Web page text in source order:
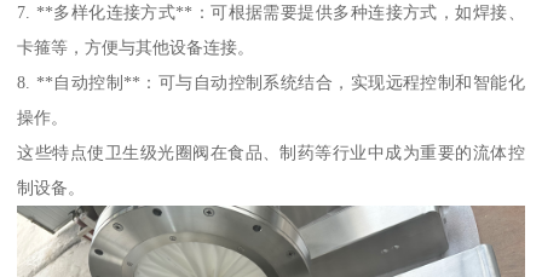
7. **多样化连接方式**：可根据需要提供多种连接方式，如焊接、
卡箍等，方便与其他设备连接。
8. **自动控制**：可与自动控制系统结合，实现远程控制和智能化
操作。
这些特点使卫生级光圈阀在食品、制药等行业中成为重要的流体控
制设备。